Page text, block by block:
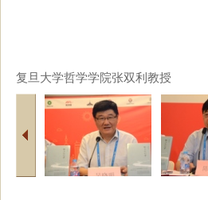
复旦大学哲学学院张双利教授